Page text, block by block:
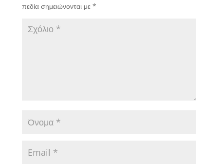
πεδία σημειώνονται με *